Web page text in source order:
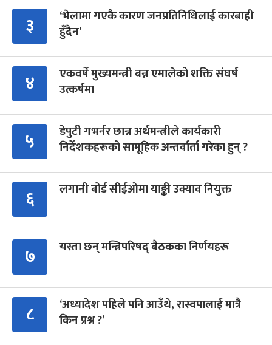
३
‘भेलामा गएकै कारण जनप्रतिनिधिलाई कारबाही
हुँदैन’
४
एकवर्षे मुख्यमन्त्री बन्न एमालेको शक्ति संघर्ष
उत्कर्षमा
५
डेपुटी गभर्नर छान्न अर्थमन्त्रीले कार्यकारी
निर्देशकहरूको सामूहिक अन्तर्वार्ता गरेका हुन् ?
६ लगानी बोर्ड सीईओमा याङ्की उक्याव नियुक्त
७ यस्ता छन् मन्त्रिपरिषद् बैठकका निर्णयहरू
८
‘अध्यादेश पहिले पनि आउँथे, रास्वपालाई मात्रै
किन प्रश्न ?’